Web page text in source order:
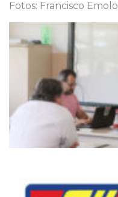
Fotos: Francisco Emolo